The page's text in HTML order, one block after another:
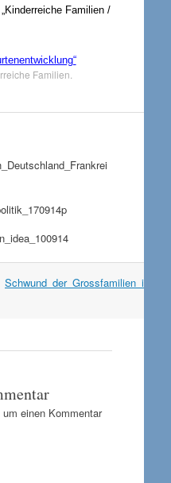
Familien /
Familien
einen Kommentar